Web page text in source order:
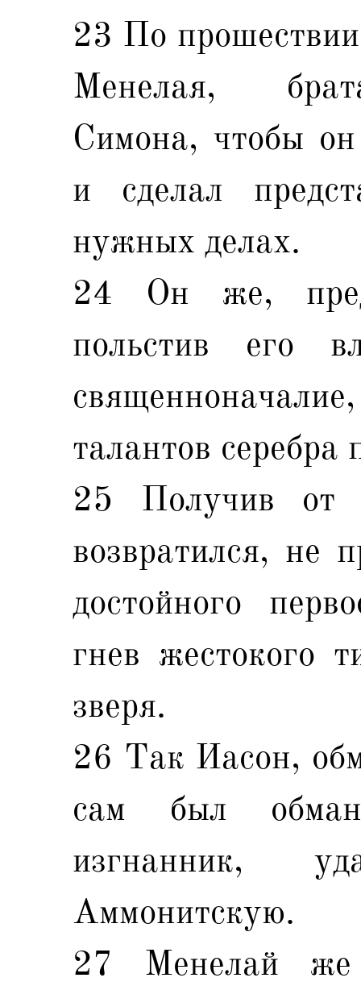
23 По
Менелая,
Симона, чтобы
и сделал
нужных делах.
24 Он же,
польстив его
талантов
25 Получив от
возвратился, не
достойного
гнев жестокого
зверя.
26 Так Иасон,
сам был
изгнанник,
Аммонитскую.
27 Менелай же